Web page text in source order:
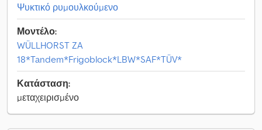
Ψυκτικό ρυμουλκούμενο
Μοντέλο:
WÜLLHORST ZA
18*Tandem*Frigoblock*LBW*SAF*TÜV*
Κατάσταση:
μεταχειρισμένο